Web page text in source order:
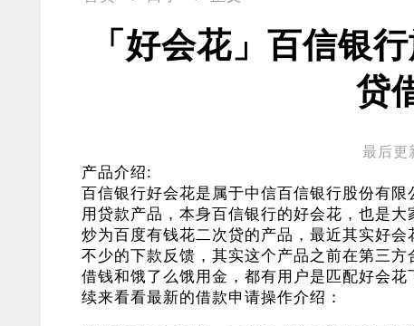
「好会花」百信银
贷
最后更
产品介绍:
百信银行好会花是属于中信百信银行股份有
用贷款产品，本身百信银行的好会花，也是
炒为百度有钱花二次贷的产品，最近其实好
不少的下款反馈，其实这个产品之前在第三
借钱和饿了么饿用金，都有用户是匹配好会
续来看看最新的借款申请操作介绍：